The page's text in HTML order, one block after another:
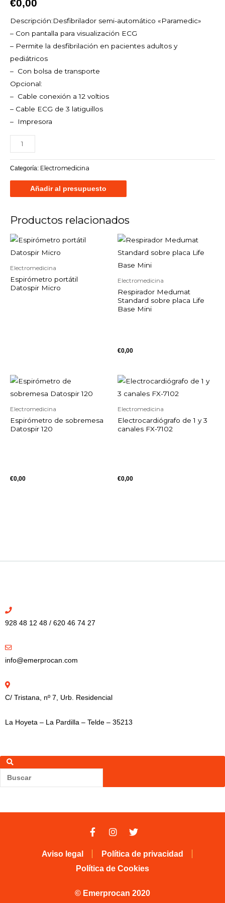
€0,00
Descripción:Desfibrilador semi-automático «Paramedic»
– Con pantalla para visualización ECG
– Permite la desfibrilación en pacientes adultos y
pediátricos
– Con bolsa de transporte
Opcional:
– Cable conexión a 12 voltios
– Cable ECG de 3 latiguillos
– Impresora
Categoría: Electromedicina
Añadir al presupuesto
Productos relacionados
Electromedicina
Espirómetro portátil
Datospir Micro
Electromedicina
Respirador Medumat
Standard sobre placa Life
Base Mini
€0,00
Electromedicina
Espirómetro de sobremesa
Datospir 120
€0,00
Electromedicina
Electrocardiógrafo de 1 y 3
canales FX-7102
€0,00
928 48 12 48 / 620 46 74 27
info@emerprocan.com
C/ Tristana, nº 7, Urb. Residencial
La Hoyeta – La Pardilla – Telde – 35213
Buscar
© Emerprocan 2020
Aviso legal
Política de privacidad
Política de Cookies